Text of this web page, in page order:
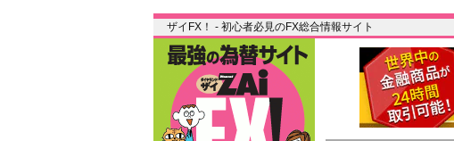
ザイFX！ - 初心者必見のFX総合情報サイト